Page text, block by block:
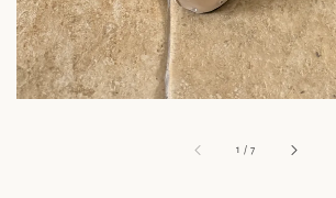
1 /7